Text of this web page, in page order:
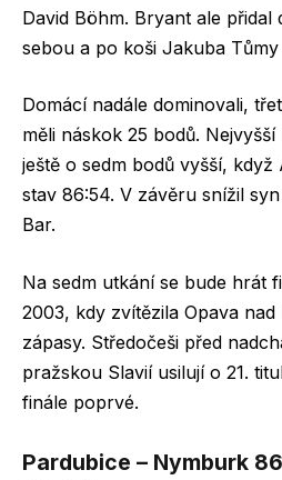
David Böhm. Bryant ale přidal
sebou a po koši Jakuba
Domácí nadále dominovali,
měli náskok 25 bodů.
ještě o sedm bodů vyšší, když
stav 86:54. V závěru snížil
Bar.
Na sedm utkání se bude hrát
2003, kdy zvítězila Opava
zápasy. Středočeši před
pražskou Slavií usilují o 21.
finále poprvé.
Pardubice – Nymburk